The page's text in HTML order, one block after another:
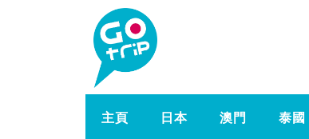
主頁 日本 澳門 泰國